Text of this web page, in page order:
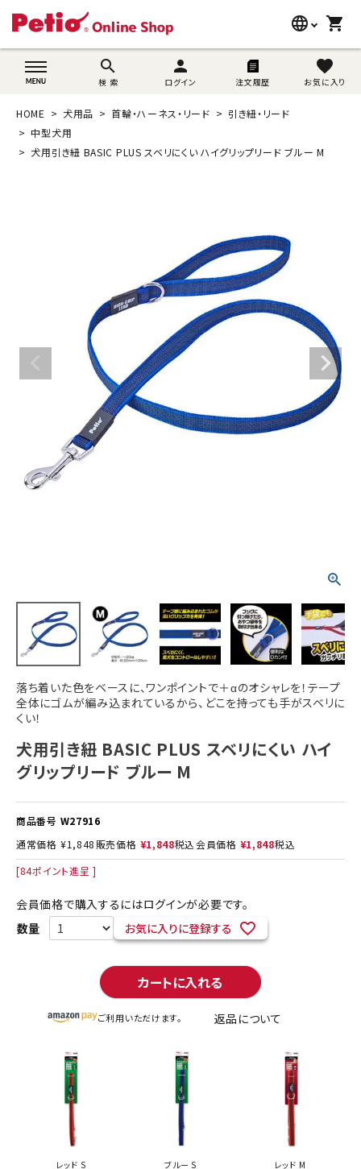
language
wovn-lang-name
shopping_cart
search
検 索
person
ログイン 注文履歴
favorite
お気に入り
search
猫用品
ご利用案内
ACCOUNT MENU
ログイン
HOME 犬用品 首輪・ハーネス・リード
引き紐・リード
中型犬用
犬用引き紐 BASIC PLUS スベリにくい ハイグリップリード ブルー M
落ち着いた色をベースに、ワンポイントで＋αのオシャレを！テープ
全体にゴムが編み込まれているから、どこを持っても手がスベリに
くい！
犬用引き紐 BASIC PLUS スベリにくい ハイ
グリップリード ブルー M
商品番号 W27916
通常価格 ¥1,848 販売価格 ¥1,848税込会員価格 ¥1,848税込
[84ポイント進呈 ]
会員価格で購入するにはログインが必要です。
お気に入りに登録する
カートに入れる
ご利用いただけます。 返品について
レッド S ブルー S レッド M